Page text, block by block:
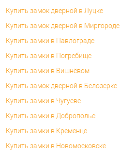
Купить замок дверной в Луцке
Купить замок дверной в Миргороде
Купить замки в Павлограде
Купить замки в Погребище
Купить замки в Вишнёвом
Купить замок дверной в Белозерке
Купить замки в Чугуеве
Купить замки в Доброполье
Купить замки в Кременце
Купить замки в Новомосковске